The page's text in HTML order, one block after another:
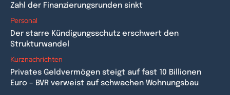
Zahl der Finanzierungsrunden sinkt
Personal
Der starre Kündigungsschutz erschwert den
Strukturwandel
Kurznachrichten
Privates Geldvermögen steigt auf fast 10 Billionen
Euro – BVR verweist auf schwachen Wohnungsbau